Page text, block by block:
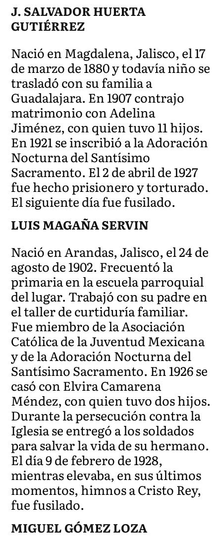
J. SALVADOR HUERTA
GUTIÉRREZ
Nació en Magdalena, Jalisco, el 17
de marzo de 1880 y todavía niño se
trasladó con su familia a
Guadalajara. En 1907 contrajo
matrimonio con Adelina
Jiménez, con quien tuvo 11 hijos.
En 1921 se inscribió a la Adoración
Nocturna del Santísimo
Sacramento. El 2 de abril de 1927
fue hecho prisionero y torturado.
El siguiente día fue fusilado.
LUIS MAGAÑA SERVIN
Nació en Arandas, Jalisco, el 24 de
agosto de 1902. Frecuentó la
primaria en la escuela parroquial
del lugar. Trabajó con su padre en
el taller de curtiduría familiar.
Fue miembro de la Asociación
Católica de la Juventud Mexicana
y de la Adoración Nocturna del
Santísimo Sacramento. En 1926 se
casó con Elvira Camarena
Méndez, con quien tuvo dos hijos.
Durante la persecución contra la
Iglesia se entregó a los soldados
para salvar la vida de su hermano.
El día 9 de febrero de 1928,
mientras elevaba, en sus últimos
momentos, himnos a Cristo Rey,
fue fusilado.
MIGUEL GÓMEZ LOZA